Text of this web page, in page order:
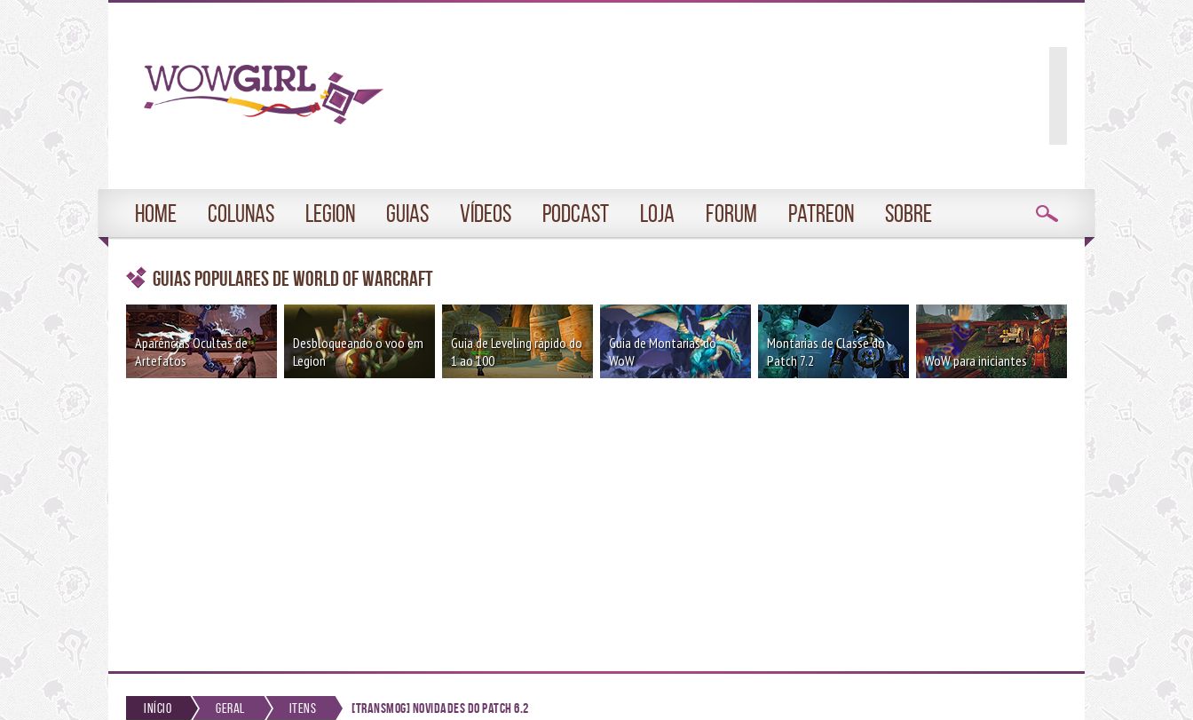
Home Colunas Legion Guias Vídeos Podcast Loja Forum Patreon Sobre
Guias Populares de World of Warcraft
Aparências Ocultas de
Artefatos
Desbloqueando o voo em
Legion
Guia de Leveling rápido do
1 ao 100
Guia de Montarias do
WoW
Montarias de Classe do
Patch 7.2
WoW para iniciantes
Início Geral Itens [Transmog] Novidades do Patch 6.2